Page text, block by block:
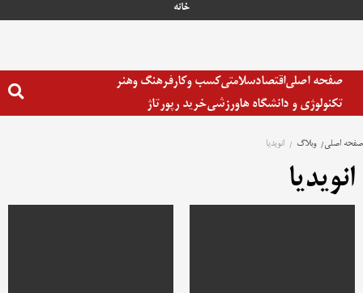
خانه
صفحه اصلیاقتصادسلامتیکسب وکارفرهنگ وهنر
تکنولوژی و دانشگاه هاورزشیخرید رپورتاژ
صفحه اصلی وبلاگ انویدیا
انویدیا